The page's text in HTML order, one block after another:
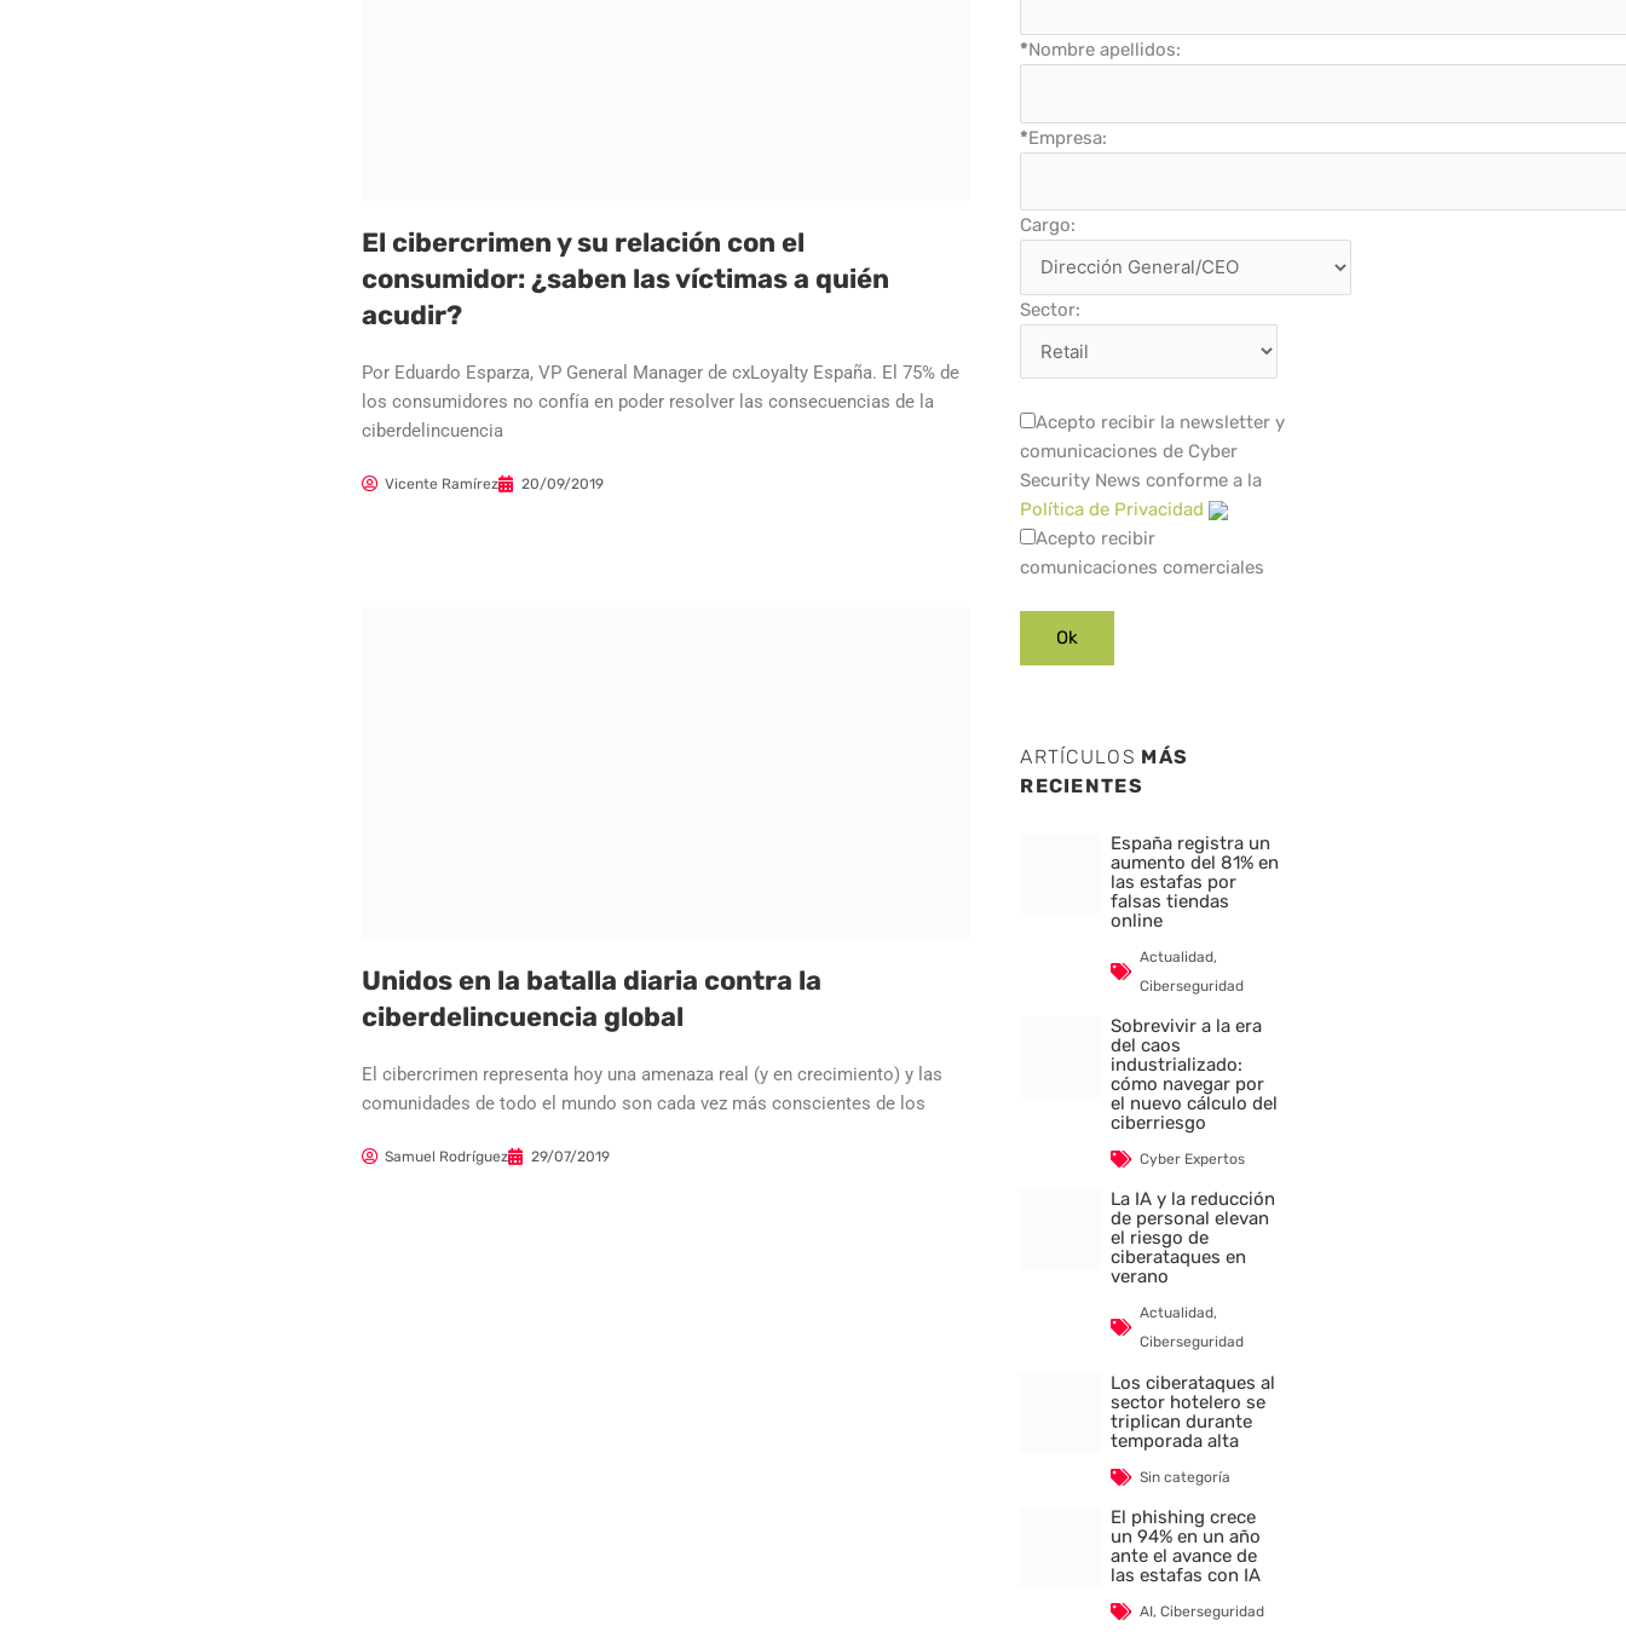
El cibercrimen y su relación con el
consumidor: ¿saben las víctimas a quién
acudir?
Por Eduardo Esparza, VP General Manager de cxLoyalty España. El 75% de
los consumidores no confía en poder resolver las consecuencias de la
ciberdelincuencia
Vicente Ramírez 20/09/2019
Unidos en la batalla diaria contra la
ciberdelincuencia global
El cibercrimen representa hoy una amenaza real (y en crecimiento) y las
comunidades de todo el mundo son cada vez más conscientes de los
Samuel Rodríguez 29/07/2019
*Nombre apellidos:
*Empresa:
Cargo:
Sector:
Acepto recibir la newsletter y
comunicaciones de Cyber
Security News conforme a la
Política de Privacidad
Acepto recibir
comunicaciones comerciales
ARTÍCULOS MÁS
RECIENTES
España registra un
aumento del 81% en
las estafas por
falsas tiendas
online
Actualidad,
Ciberseguridad
Sobrevivir a la era
del caos
industrializado:
cómo navegar por
el nuevo cálculo del
ciberriesgo
Cyber Expertos
La IA y la reducción
de personal elevan
el riesgo de
ciberataques en
verano
Actualidad,
Ciberseguridad
Los ciberataques al
sector hotelero se
triplican durante
temporada alta
Sin categoría
El phishing crece
un 94% en un año
ante el avance de
las estafas con IA
AI, Ciberseguridad